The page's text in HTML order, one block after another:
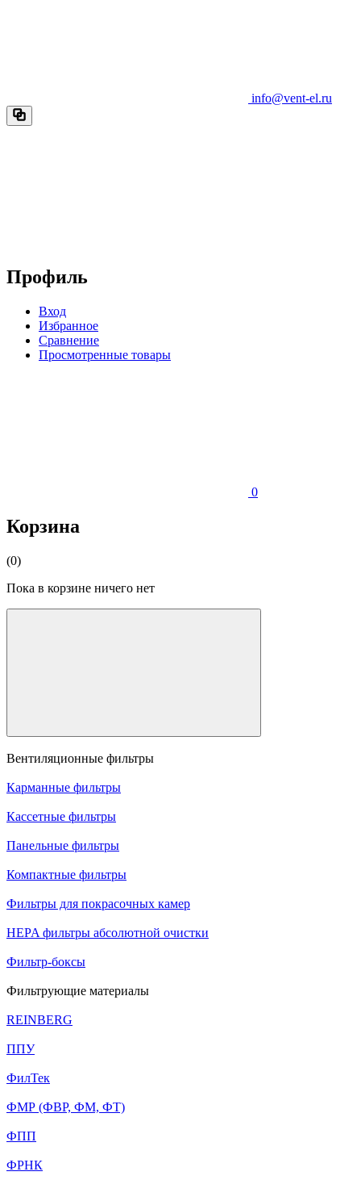
info@vent-el.ru
Профиль
Вход
Избранное
Сравнение
Просмотренные товары
0
Корзина
(0)
Пока в корзине ничего нет
Вентиляционные фильтры
Карманные фильтры
Кассетные фильтры
Панельные фильтры
Компактные фильтры
Фильтры для покрасочных камер
HEPA фильтры абсолютной очистки
Фильтр-боксы
Фильтрующие материалы
REINBERG
ППУ
ФилТек
ФМР (ФВР, ФМ, ФТ)
ФПП
ФРНК